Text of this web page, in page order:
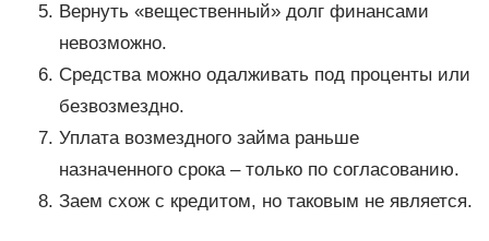
Вернуть «вещественный» долг финансами
невозможно.
Средства можно одалживать под проценты или
безвозмездно.
Уплата возмездного займа раньше
назначенного срока – только по согласованию.
Заем схож с кредитом, но таковым не является.